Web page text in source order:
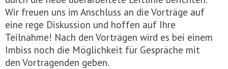
Wir freuen uns im Anschluss an die Vorträge auf
eine rege Diskussion und hoffen auf Ihre
Teilnahme! Nach den Vorträgen wird es bei einem
Imbiss noch die Möglichkeit für Gespräche mit
den Vortragenden geben.